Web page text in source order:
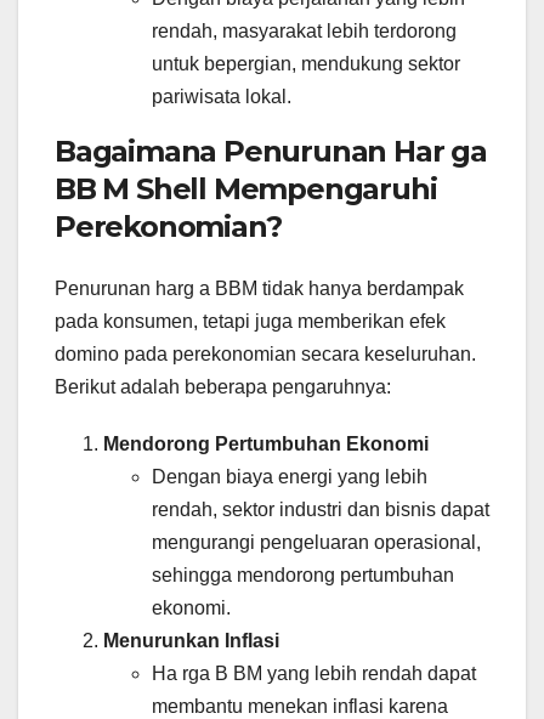
rendah, masyarakat lebih terdorong
untuk bepergian, mendukung sektor
pariwisata lokal.
Bagaimana Penurunan Har ga
BB M Shell Mempengaruhi
Perekonomian?
Penurunan harg a BBM tidak hanya berdampak
pada konsumen, tetapi juga memberikan efek
domino pada perekonomian secara keseluruhan.
Berikut adalah beberapa pengaruhnya:
Mendorong Pertumbuhan Ekonomi
Dengan biaya energi yang lebih
rendah, sektor industri dan bisnis dapat
mengurangi pengeluaran operasional,
sehingga mendorong pertumbuhan
ekonomi.
Menurunkan Inflasi
Ha rga B BM yang lebih rendah dapat
membantu menekan inflasi karena